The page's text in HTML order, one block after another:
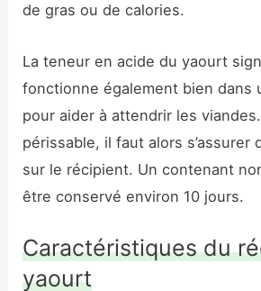
de gras ou de calories.
La teneur en acide du yaourt
fonctionne également bien dans
pour aider à attendrir les
périssable, il faut alors s’assurer
sur le récipient. Un contenant
être conservé environ 10 jours.
Caractéristiques du
yaourt